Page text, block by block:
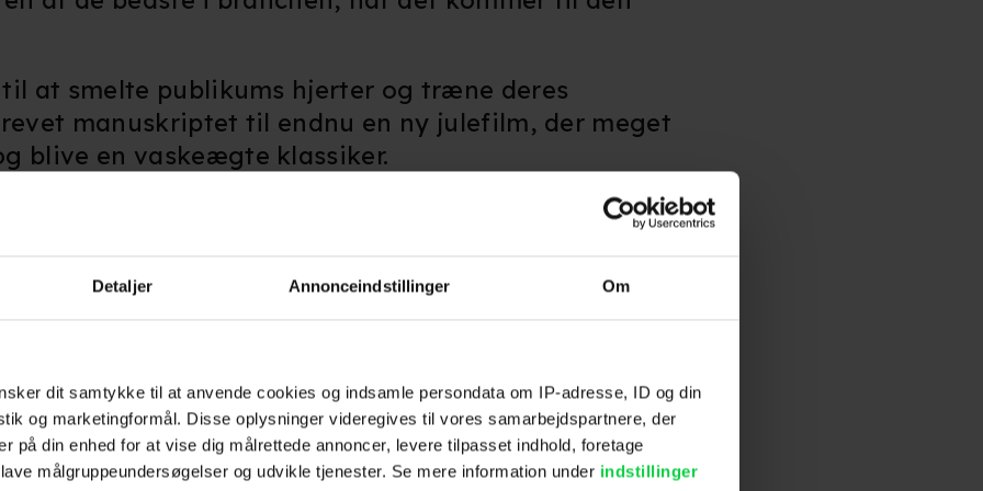
Detaljer Annonceindstillinger Om
dit samtykke til at anvende cookies og indsamle persondata om IP-adresse, ID og din
og marketingformål. Disse oplysninger videregives til vores samarbejdspartnere, der
på din enhed for at vise dig målrettede annoncer, levere tilpasset indhold, foretage
målgruppeundersøgelser og udvikle tjenester. Se mere information under indstillinger
at smelte publikums hjerter og træne deres
manuskriptet til endnu en ny julefilm, der meget
blive en vaskeægte klassiker.
Derfor har hun ikke har lavet en romantisk
ikke har en titel, foregå i New York City og vil
af tv-serien 'Love Life).
at rollelisten vil bestå afMelissa McCarthyog
Marc Maron i endnu ukendte roller.
om en arbejdsnarkoman, der får hjælp fra en